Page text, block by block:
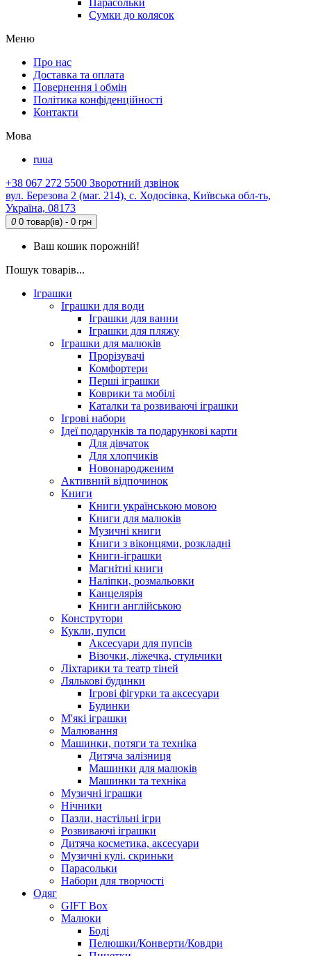
Парасольки
Сумки до колясок
Меню
Про нас
Доставка та оплата
Повернення і обмін
Політика конфіденційності
Контакти
Мова
ruua
+38 067 272 5500 Зворотний дзвінок
вул. Березова 2 (маг. 214), с. Ходосівка, Київська обл-ть,
Україна, 08173
0 0 товар(ів) - 0 грн
Ваш кошик порожній!
Пошук товарів...
Іграшки
Іграшки для води
Іграшки для ванни
Іграшки для пляжу
Іграшки для малюків
Прорізувачі
Комфортери
Перші іграшки
Коврики та мобілі
Каталки та розвиваючі іграшки
Ігрові набори
Ідеї ​​подарунків та подарункові карти
Для дівчаток
Для хлопчиків
Новонародженим
Активний відпочинок
Книги
Книги українською мовою
Книги для малюків
Музичні книги
Книги з віконцями, розкладні
Книги-іграшки
Магнітні книги
Наліпки, розмальовки
Канцелярія
Книги англійською
Конструтори
Кукли, пупси
Аксесуари для пупсів
Візочки, ліжечка, стульчики
Ліхтарики та театр тіней
Лялькові будинки
Ігрові фігурки та аксесуари
Будинки
М'які іграшки
Малювання
Машинки, потяги та техніка
Дитяча залізниця
Машинки для малюків
Машинки та техніка
Музичні іграшки
Нічники
Пазли, настільні ігри
Розвиваючі іграшки
Дитяча косметика, аксесуари
Музичні кулі. скриньки
Парасольки
Набори для творчості
Одяг
GIFT Box
Малюки
Боді
Пелюшки/Конверти/Ковдри